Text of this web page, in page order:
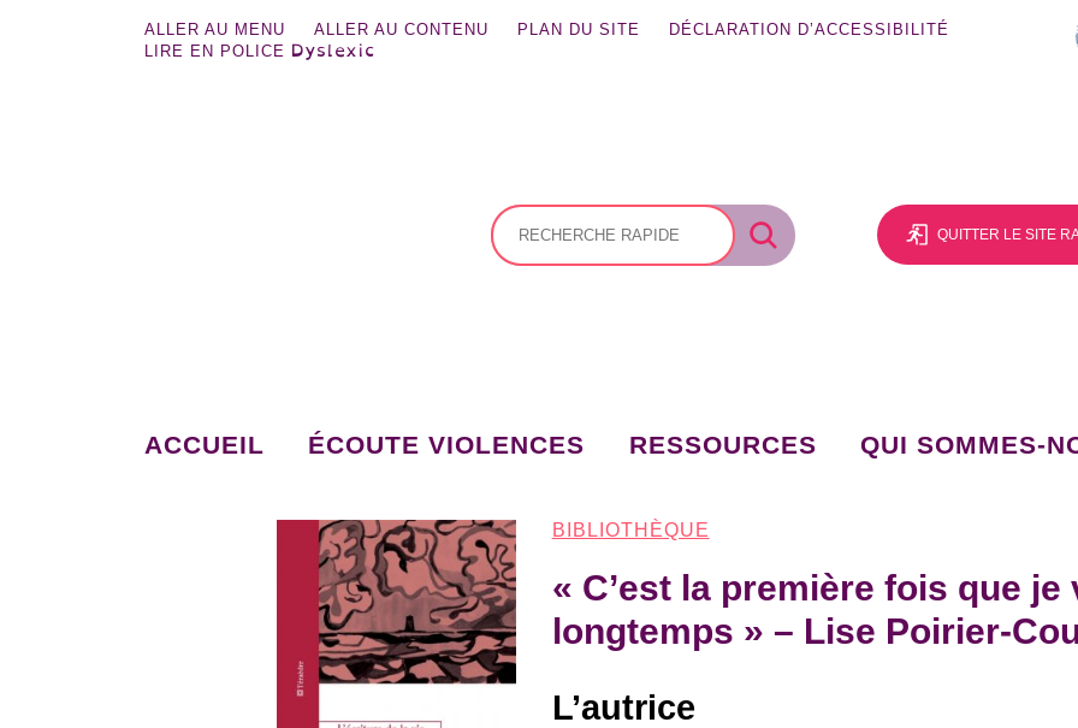
ALLER AU MENU ALLER AU CONTENU PLAN DU SITE
DÉCLARATION D’ACCESSIBILITÉ
LIRE EN POLICE Dyslexic
QUITTER LE SITE
ACCUEIL ÉCOUTE VIOLENCES RESSOURCES QUI SOMMES-
BIBLIOTHÈQUE
« C’est la première fois que je
longtemps » – Lise Poirier-
L’autrice